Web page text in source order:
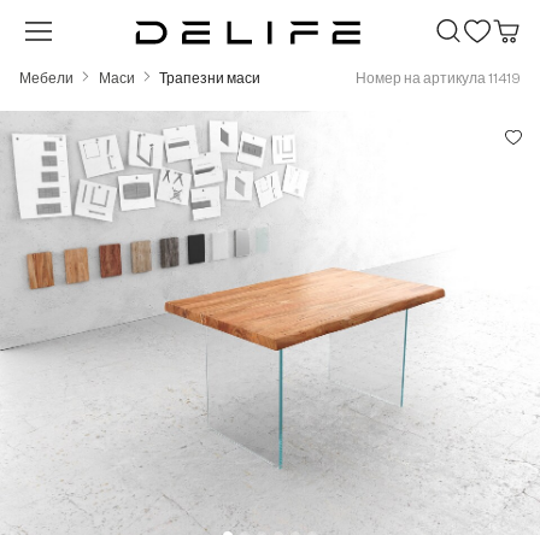
Преминете към основното съдържание
Мебели Маси Трапезни маси Номер на артикула 11419
Пропуснете галерия с изображения